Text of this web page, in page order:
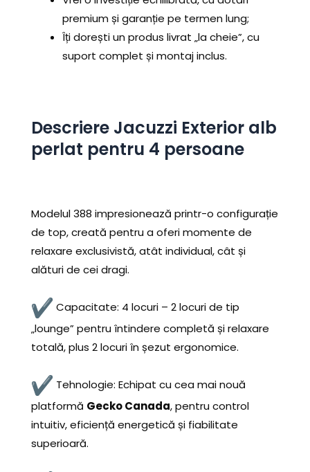
premium și garanție pe termen lung;
Îți dorești un produs livrat „la cheie”, cu
suport complet și montaj inclus.
Descriere Jacuzzi Exterior alb
perlat pentru 4 persoane
Modelul 388 impresionează printr-o configurație
de top, creată pentru a oferi momente de
relaxare exclusivistă, atât individual, cât și
alături de cei dragi.
Capacitate: 4 locuri – 2 locuri de tip
„lounge” pentru întindere completă și relaxare
totală, plus 2 locuri în șezut ergonomice.
Tehnologie: Echipat cu cea mai nouă
platformă Gecko Canada, pentru control
intuitiv, eficiență energetică și fiabilitate
superioară.